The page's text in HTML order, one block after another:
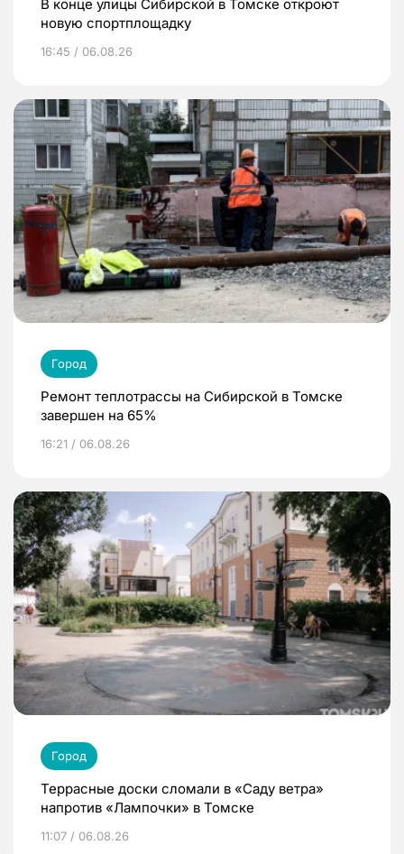
В конце улицы Сибирской в Томске откроют
новую спортплощадку
16:45 / 06.08.26
Город
Ремонт теплотрассы на Сибирской в Томске
завершен на 65%
16:21 / 06.08.26
Город
Террасные доски сломали в «Саду ветра»
напротив «Лампочки» в Томске
11:07 / 06.08.26